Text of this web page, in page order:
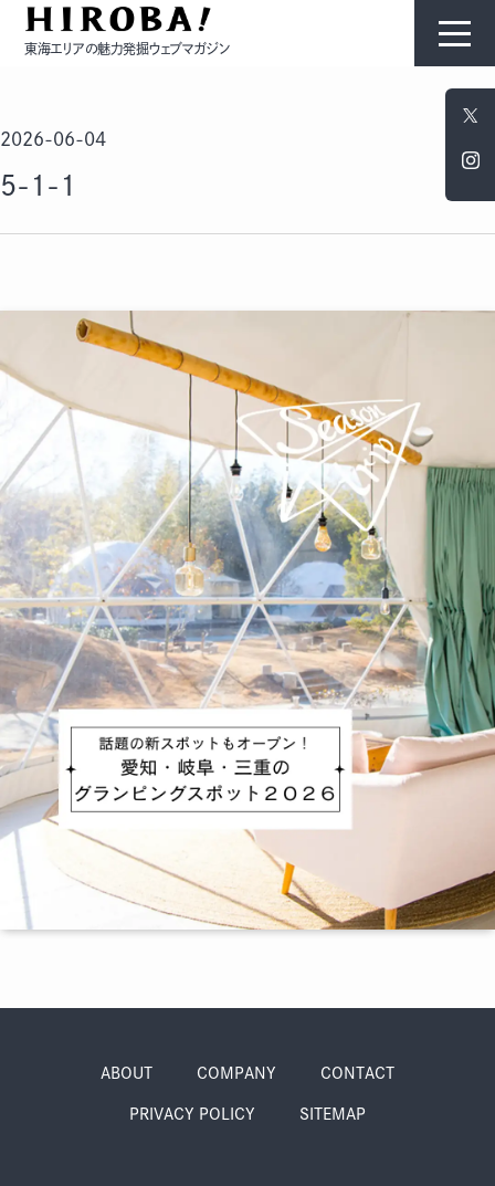
東海エリアの魅力発掘ウェブマガジン
コンテンツ
モノ
季節・まち まち・スポット
ノスタルジック
さんぽ
体験
2026-06-04
5-1-1
ABOUT COMPANY CONTACT
PRIVACY POLICY SITEMAP